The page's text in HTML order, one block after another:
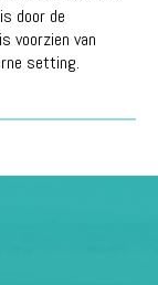
door de
voorzien van
setting.